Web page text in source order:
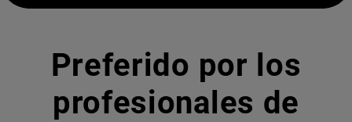
Preferido por los
profesionales de